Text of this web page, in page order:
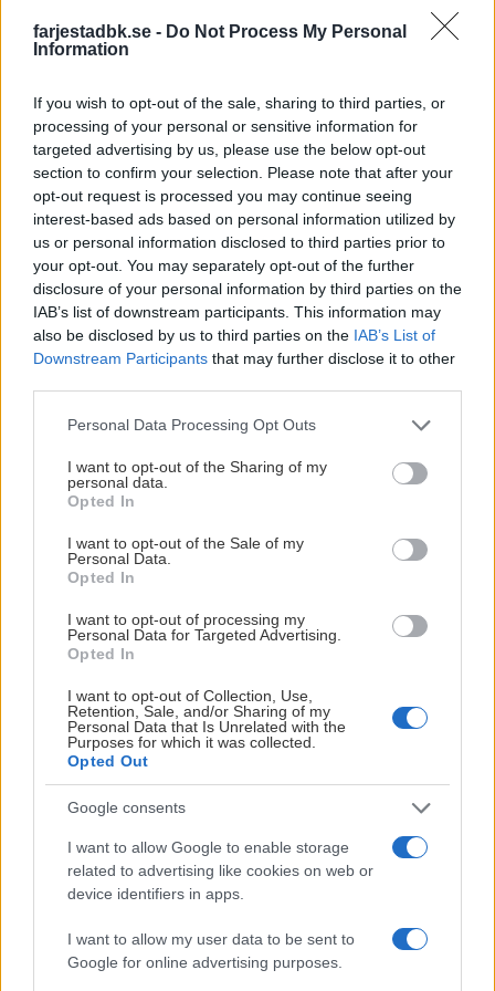
farjestadbk.se - Do Not Process My Personal
Information
If you wish to opt-out of the sale, sharing to third parties, or
processing of your personal or sensitive information for
targeted advertising by us, please use the below opt-out
section to confirm your selection. Please note that after your
opt-out request is processed you may continue seeing
interest-based ads based on personal information utilized by
us or personal information disclosed to third parties prior to
your opt-out. You may separately opt-out of the further
disclosure of your personal information by third parties on the
IAB’s list of downstream participants. This information may
also be disclosed by us to third parties on the IAB’s List of
Downstream Participants that may further disclose it to other
Please note that this website/app uses one or more Google
not limited to your visit or usage behaviour. You may click to
grant or deny consent to Google and its third-party tags to
use your data for below specified purposes in below Google
consent section.
Personal Data Processing Opt Outs
I want to opt-out of the Sharing of my
personal data.
Opted In
I want to opt-out of the Sale of my
Personal Data.
Opted In
I want to opt-out of processing my
Personal Data for Targeted Advertising.
Opted In
I want to opt-out of Collection, Use,
Retention, Sale, and/or Sharing of my
Personal Data that Is Unrelated with the
Purposes for which it was collected.
Opted Out
Google consents
I want to allow Google to enable storage
related to advertising like cookies on web or
device identifiers in apps.
I want to allow my user data to be sent to
Google for online advertising purposes.
Färjestad BK fick bara 2-2. Grums tog istället hand om
seriesegern och gick upp i Allsvenskan. Färjestads Olle
1964-65
Färjestad BK vann division 2 Västra B sju poäng före KB
63 (inte en enda förlust). Största segern blev 20-0 på
tabelljumbon Trollhättan. Björn Fagerlund höll nollan i
sex matcher. 3 140 personer såg mötet FBK-Forshaga (8-
2). Lars Gustafsson och Olle Palm främsta målskyttar
med vardera 22 mål i serien. Tränare var Roland
Collander, lagledare Karl-Erik Björk. Laget tog sedan tio
av 12 möjliga poäng i Kvalserien. Färjestad BK blev
dessutom för första gången klart för spel i svenska
hockeyeliten!
1965-66
Första året i högsta serien, division 1 Södra.
Hemmapremiär mot Västerås inför 5 000 åskådare som
dock fick se hemmalaget förlora med 0-2. Första segern
kom mot Malmö, 3-0.I 14:e omgången ”säsongens
seger” då Sven Tumbas Djurgården utklassades med
hela 9-2.Anders Asplund smällde in både 8-2 och 9-2.
Frölundas Leif ”Blixten” Henriksson sänkt FBK med tre
mål i sista omgången i en match som Frölunda vann
med 7-4.
1966-67
Tillbaka i division 2 Västra B igen efter det allsvenska
äventyret. Tio av de tolv lagen var värmländska, varav
hälften hade spelat i Allsvenskan. Storfavoriten
Färjestad BK infriade förväntningarna. ”Acka”
Andersson, som tillkommit som ny tränare, tillförde
Klubbrekord
Tröjnummer
Från tjärn till arena
Lagbild 1964/65
Ett historiskt lag efter kvalsegern mot Öster 1965 – för
första gången var Färjestad klart för landets högsta
serie. Bakre raden från vänster: Lars Carlsson, Lars
Magnusson, Hans-Åke Nilsson. Mellanraden från
vänster: Sune Almqvist, Anders Asplund, Ola Lundberg,
Christer Sundqvist, Per Asp, Leif Labraaten. Främre
raden från vänster: Roland Collander, Stig Jansson, Kjell
Eriksson, Björn Fagerlund, Hans Boström, Karl-Erik Björk.
Lagbild 1965/66
Division 1 södra
Överst från vänster: Håkan Andersson, Roland
Håkansson, Stig Jansson, Rune Nilsson, Olle Palm.
Mellanraden från vänster: Karl-Erik Björk, Leif Labraaten,
Kjell Eriksson, Lars Stålberg, Sven Bond, Ingemar
Magnusson, Hans Bergkvist, Roland Collander. Främre